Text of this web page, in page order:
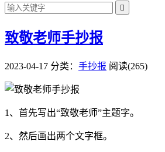

致敬老师手抄报
2023-04-17 分类： 手抄报 阅读(265)
1、首先写出“致敬老师”主题字。
2、然后画出两个文字框。